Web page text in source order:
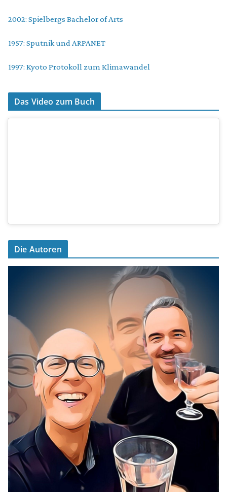
2002: Spielbergs Bachelor of Arts
1957: Sputnik und ARPANET
1997: Kyoto Protokoll zum Klimawandel
Das Video zum Buch
Die Autoren